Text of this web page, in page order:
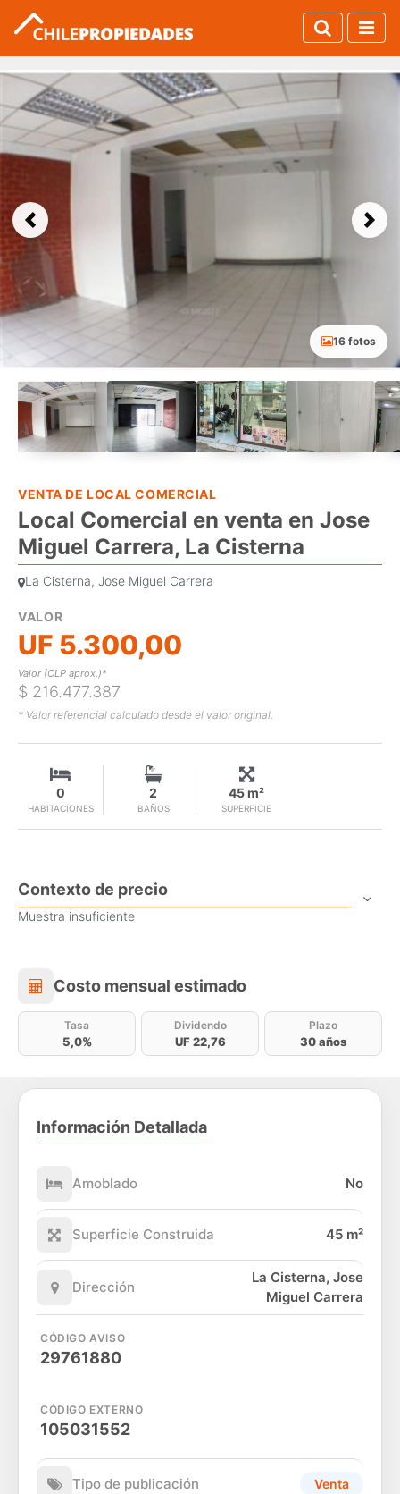
Previous Next
16 fotos
VENTA DE LOCAL COMERCIAL
Local Comercial en venta en Jose
Miguel Carrera, La Cisterna
La Cisterna, Jose Miguel Carrera
VALOR
UF 5.300,00
Valor (CLP aprox.)*
$ 216.477.387
* Valor referencial calculado desde el valor original.
HABITACIONES
0
BAÑOS
2
SUPERFICIE
45 m²
Contexto de precio
Muestra insuficiente
Costo mensual estimado
Costo mensual estimado
Tasa
5,0%
Dividendo
UF 22,76
Plazo
30 años
Información Detallada
Amoblado No
Superficie Construida 45 m²
Dirección
La Cisterna, Jose
Miguel Carrera
CÓDIGO AVISO
29761880
CÓDIGO EXTERNO
105031552
Tipo de publicación Venta